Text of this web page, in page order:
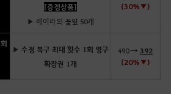
[증정상품]
▶ 레이라의 꽃잎 50개
(30%▼)
▶ 수정 복구 최대 횟수 1회 영구
확장권 1개
490 → 392
(20%▼)